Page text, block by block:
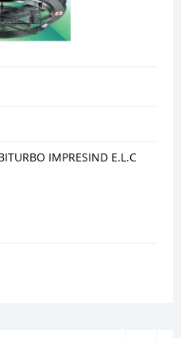
IMPRESIND E.L.C